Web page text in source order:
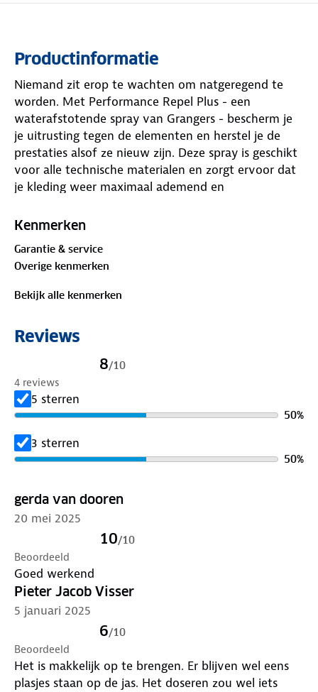
Productinformatie
Niemand zit erop te wachten om natgeregend te
worden. Met Performance Repel Plus - een
waterafstotende spray van Grangers - bescherm je
je uitrusting tegen de elementen en herstel je de
prestaties alsof ze nieuw zijn. Deze spray is geschikt
voor alle technische materialen en zorgt ervoor dat
je kleding weer maximaal ademend en
effectief zonder warmte-activering en is
onschadelijk voor zowel het milieu als je longen. De
fles is gemaakt van 100% gerecycled materiaal
veilig is. Het is daarnaast PFC-vrij, een belangrijke
stap richting een schonere natuur. Kies voor
Performance Repel Plus!
Kenmerken
Garantie & service
Overige kenmerken
Bekijk alle kenmerken
Reviews
8/10
4 reviews
5 sterren
50%
3 sterren
50%
gerda van dooren
20 mei 2025
10/10
Beoordeeld
Goed werkend
Pieter Jacob Visser
5 januari 2025
6/10
Beoordeeld
Het is makkelijk op te brengen. Er blijven wel eens
plasjes staan op de jas. Het doseren zou wel iets